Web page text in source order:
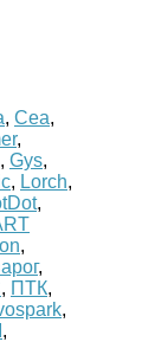
, Cea,
,
, Gys,
, Lorch,
,
,
,
, ПТК,
,
,